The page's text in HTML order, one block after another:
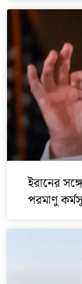
ইরানের
পরমাণু